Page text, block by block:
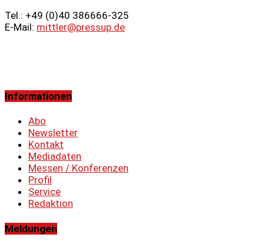
Tel.: +49 (0)40 386666‑325
E-Mail: mittler@pressup.de
Informationen
Abo
Newsletter
Kontakt
Mediadaten
Messen / Konferenzen
Profil
Service
Redaktion
Meldungen